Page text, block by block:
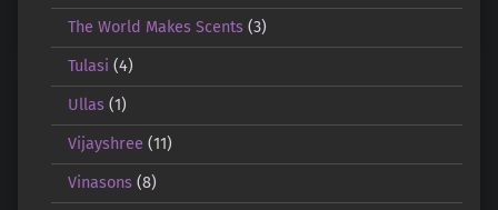
The World Makes Scents(3)
Tulasi (4)
Ullas(1)
Vijayshree (11)
Vinasons(8)